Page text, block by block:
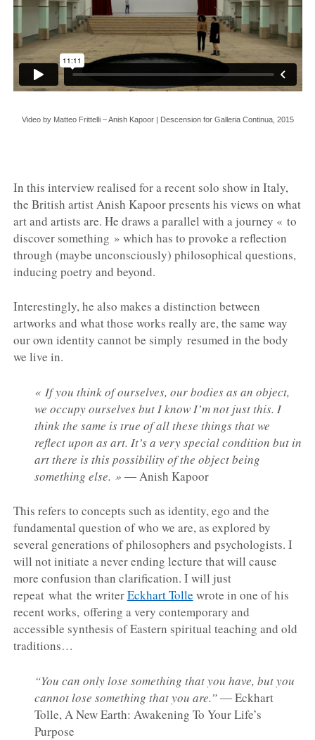
Video by Matteo Frittelli – Anish Kapoor | Descension for Galleria Continua, 2015
In this interview realised for a recent solo show in Italy,
the British artist Anish Kapoor presents his views on what
art and artists are. He draws a parallel with a journey « to
discover something » which has to provoke a reflection
through (maybe unconsciously) philosophical questions,
inducing poetry and beyond.
Interestingly, he also makes a distinction between
artworks and what those works really are, the same way
our own identity cannot be simply resumed in the body
we live in.
« If you think of ourselves, our bodies as an object,
we occupy ourselves but I know I’m not just this. I
think the same is true of all these things that we
reflect upon as art. It’s a very special condition but in
art there is this possibility of the object being
something else. » ― Anish Kapoor
This refers to concepts such as identity, ego and the
fundamental question of who we are, as explored by
several generations of philosophers and psychologists. I
will not initiate a never ending lecture that will cause
more confusion than clarification. I will just
repeat what the writerEckhart Tolle wrote in one of his
recent works, offering a very contemporary and
accessible synthesis of Eastern spiritual teaching and old
traditions…
“You can only lose something that you have, but you
cannot lose something that you are.”― Eckhart
Tolle,A New Earth: Awakening To Your Life’s
Purpose